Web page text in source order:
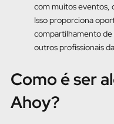
com muitos eventos,
Isso proporciona
compartilhamento
outros profissionais
Como é ser
Ahoy?